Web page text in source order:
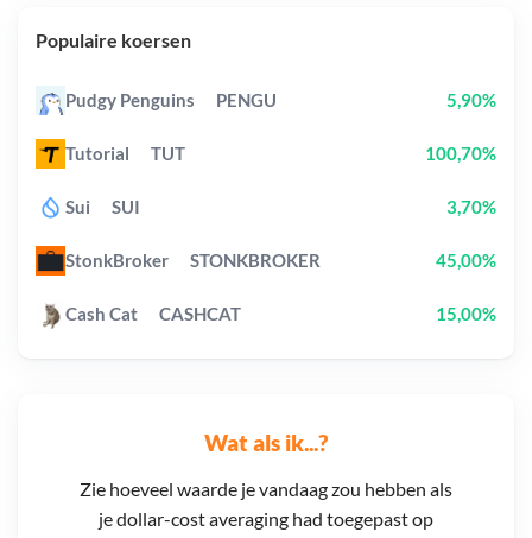
Wat als ik...?
Zie hoeveel waarde je vandaag zou hebben als
je dollar-cost averaging had toegepast op
Populaire koersen
Pudgy Penguins PENGU 5,90%
Tutorial TUT 100,70%
Sui SUI 3,70%
StonkBroker STONKBROKER 45,00%
Cash Cat CASHCAT 15,00%